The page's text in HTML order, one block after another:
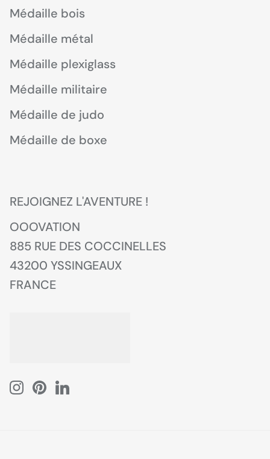
Médaille bois
Médaille métal
Médaille plexiglass
Médaille militaire
Médaille de judo
Médaille de boxe
REJOIGNEZ L'AVENTURE !
OOOVATION
885 RUE DES COCCINELLES
43200 YSSINGEAUX
FRANCE